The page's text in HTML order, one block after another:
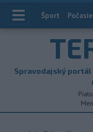
Index
Šport Počasie
Spravodajský